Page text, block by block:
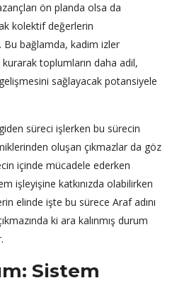
ön planda olsa da
kolektif değerlerin
Bu bağlamda, kadim izler
toplumların daha adil,
sağlayacak potansiyele
süreci işlerken bu sürecin
oluşan çıkmazlar da göz
içinde mücadele ederken
işleyişine katkınızda olabilirken
elinde işte bu sürece Araf adını
ki ara kalınmış durum
Sistem